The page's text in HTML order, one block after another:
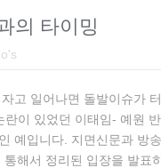
의 타이밍
고 일어나면 돌발이슈가
이 있었던 이태임- 예원
예입니다. 지면신문과 방
해서 정리된 입장을 발표